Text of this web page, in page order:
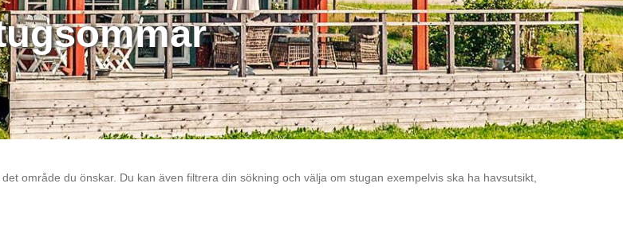
område du önskar. Du kan även filtrera din sökning och välja om stugan exempelvis ska ha havsutsikt,